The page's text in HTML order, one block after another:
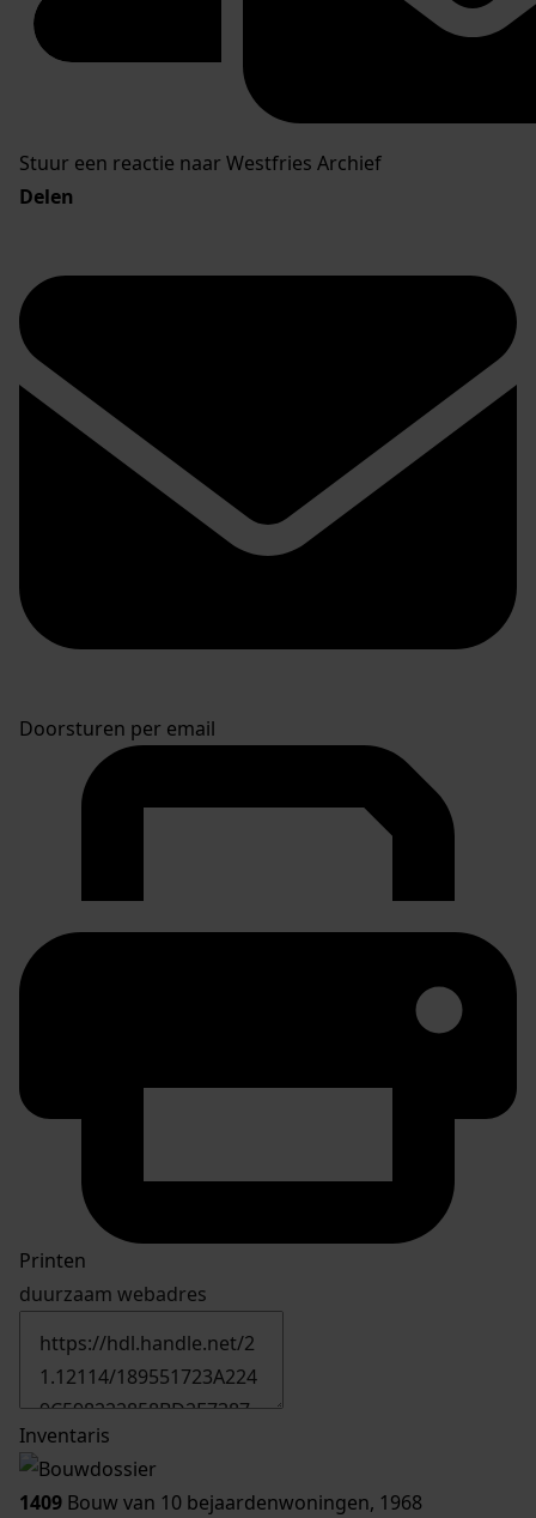
Stuur een reactie naar Westfries Archief
Delen
Doorsturen per email
Printen
duurzaam webadres
Inventaris
1409 Bouw van 10 bejaardenwoningen, 1968